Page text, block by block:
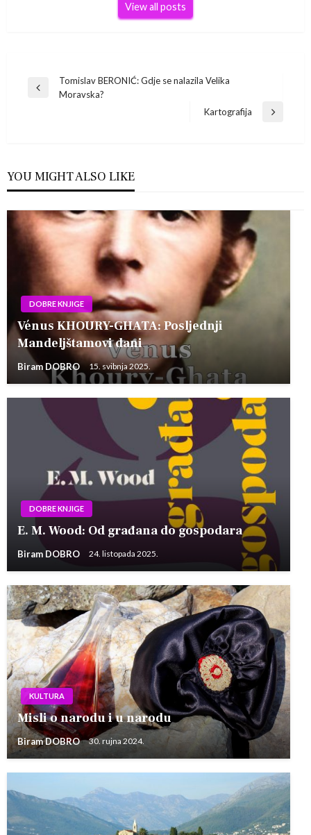
View all posts
Navigacija
Previous
Tomislav BERONIĆ: Gdje se nalazila Velika
Moravska?
Next
Kartografija
YOU MIGHT ALSO LIKE
DOBRE KNJIGE
Vénus KHOURY-GHATA: Posljednji
Mandeljštamovi dani
Biram DOBRO 15. svibnja 2025.
DOBRE KNJIGE
E. M. Wood: Od građana do gospodara
Biram DOBRO 24. listopada 2025.
KULTURA
Misli o narodu i u narodu
Biram DOBRO 30. rujna 2024.